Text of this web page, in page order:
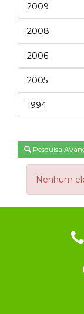
2009
2008
2006
2005
1994
Pesquisa
Nenhum